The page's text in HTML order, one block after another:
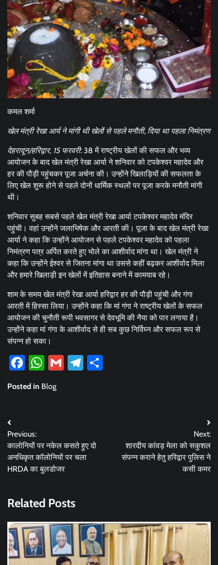
कमल शर्मा
खेल मंत्री रेखा आर्य ने मांगी थी खेलों से पहले मनौती, दिया था पहला निमंत्रण
देहरादून/हरिद्वार, 15 फरवरी: 38 में राष्ट्रीय खेलों की सफल और भव्य
आयोजन के बाद खेल मंत्री रेखा आर्या ने शनिवार को टपकेश्वर महादेव और
हर की पौड़ी पहुंचकर पूजा अर्चना की। उन्होंने खिलाड़ियों की सफलता के
लिए खेल शुरू होने से पहले दोनों धार्मिक स्थलों पर पूजा करके मनौती मांगी
थी।
शनिवार सुबह सबसे पहले खेल मंत्री रेखा आर्या टपकेश्वर महादेव मंदिर
पहुंची। वहां उन्होंने जलाभिषेक और आरती की। पूजा के बाद खेल मंत्री रेखा
आर्या ने कहा कि उन्होंने आयोजन से पहले टपकेश्वर महादेव को पहला
निमंत्रण पत्र अर्पित करते हुए भोले का आशीर्वाद मांगा था। खेल मंत्री ने
कहा कि उन्होंने ईश्वर से जितना मांगा था उससे कहीं बढ़कर आशीर्वाद मिला
और हमारे खिलाड़ी इन खेलों में इतिहास बनाने में कामयाब रहे।
शाम के समय खेल मंत्री रेखा आर्या हरिद्वार हर की पौड़ी पहुंची और गंगा
आरती में हिस्सा लिया। उन्होंने कहा कि मां गंगा ने राष्ट्रीय खेलों के सफल
आयोजन की चुनौती रूपी भवसागर से देवभूमि की नैया को पार लगाया है।
उन्होंने कहा मां गंगा के आशीर्वाद से ही सब कुछ निर्विघ्न और सफल रूप से
संपन्न हो सका।
Facebook
WhatsApp
GmailTelegram
Posted in Blog
Post
navigation
Previous:
कालोनियों पर नकेल कसते हुए दो
अनधिकृत कॉलोनियों पर चला
HRDA का बुलडोजर
Next:
शारदीय कांवड़ मेला को सकुशल
संपन्न कराने हेतु हरिद्वार पुलिस ने
कसी कमर
Related Posts